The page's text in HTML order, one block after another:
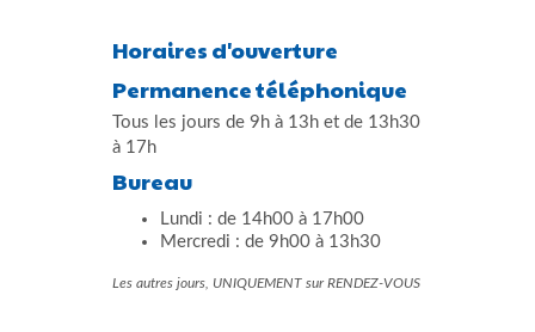
Horaires d'ouverture
Permanence téléphonique
Tous les jours de 9h à 13h et de 13h30
à 17h
Bureau
Lundi : de 14h00 à 17h00
Mercredi : de 9h00 à 13h30
Les autres jours, UNIQUEMENT sur RENDEZ-VOUS